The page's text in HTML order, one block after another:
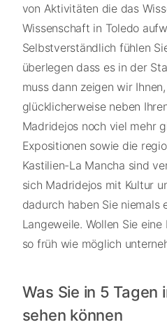
von Aktivitäten die das
Wissenschaft in Toledo
Selbstverständlich fühlen
überlegen dass es in der
muss dann zeigen wir
glücklicherweise neben
Madridejos noch viel mehr
Expositionen sowie die
Kastilien-La Mancha sind
sich Madridejos mit Kultur
dadurch haben Sie niemals
Langeweile. Wollen Sie
so früh wie möglich
Was Sie in 5 Tagen
sehen können